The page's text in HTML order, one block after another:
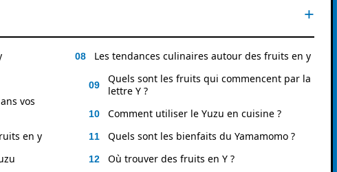
vos
en y
Les tendances culinaires autour des fruits en y
Quels sont les fruits qui commencent par la
lettre Y ?
Comment utiliser le Yuzu en cuisine ?
Quels sont les bienfaits du Yamamomo ?
Où trouver des fruits en Y ?